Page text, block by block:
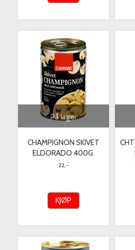
På lager
CHAMPIGNON SKIVET
ELDORADO 400G.
22,-
KJØP